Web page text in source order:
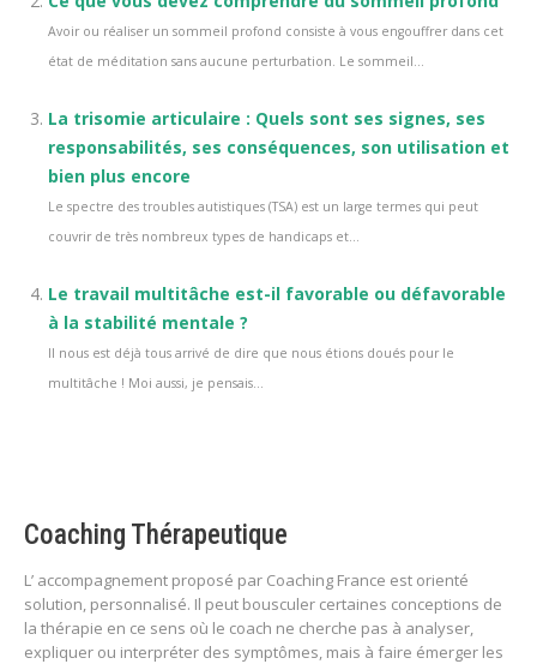
Avoir ou réaliser un sommeil profond consiste à vous engouffrer dans cet
état de méditation sans aucune perturbation. Le sommeil...
La trisomie articulaire : Quels sont ses signes, ses
responsabilités, ses conséquences, son utilisation et
bien plus encore
Le spectre des troubles autistiques (TSA) est un large termes qui peut
couvrir de très nombreux types de handicaps et...
Le travail multitâche est-il favorable ou défavorable
à la stabilité mentale ?
Il nous est déjà tous arrivé de dire que nous étions doués pour le
multitâche ! Moi aussi, je pensais...
Coaching Thérapeutique
L’ accompagnement proposé par Coaching France est orienté
solution, personnalisé. Il peut bousculer certaines conceptions de
la thérapie en ce sens où le coach ne cherche pas à analyser,
expliquer ou interpréter des symptômes, mais à faire émerger les